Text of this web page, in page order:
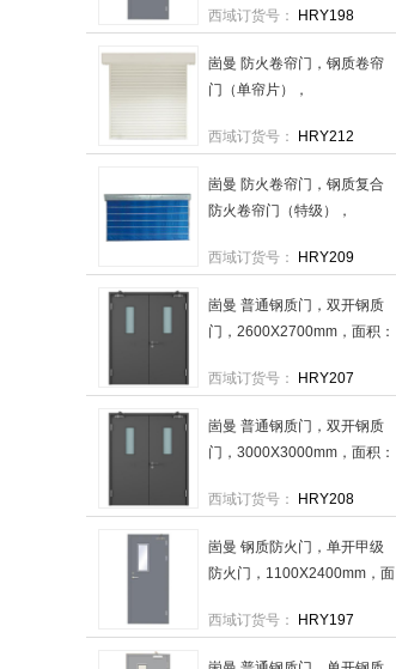
格：1扇
西域订货号： HRY198
崮曼 防火卷帘门，钢质卷帘
门（单帘片），
11.52m²JLM3030 售卖规
西域订货号： HRY212
崮曼 防火卷帘门，钢质复合
防火卷帘门（特级），
11.52m²WFJL3030（特） 售
西域订货号： HRY209
崮曼 普通钢质门，双开钢质
门，2600X2700mm，面积：
扇
西域订货号： HRY207
崮曼 普通钢质门，双开钢质
门，3000X3000mm，面积：
西域订货号：
HRY208
崮曼 钢质防火门，单开甲级
防火门，1100X2400mm，面
格：1扇
西域订货号： HRY197